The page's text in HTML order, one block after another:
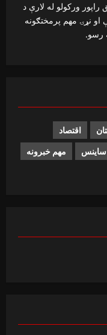
راپور ورکولو له لارې د
او نړۍ مهم پرمختګونه
رسو.
اقتصاد
ساینس مهم خبرونه